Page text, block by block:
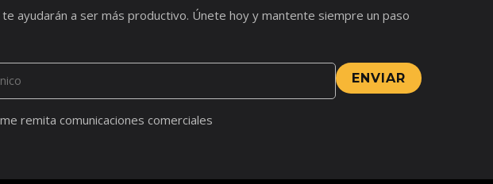
ayudarán a ser más productivo. Únete hoy y mantente siempre un paso
remita comunicaciones comerciales
ENVIAR